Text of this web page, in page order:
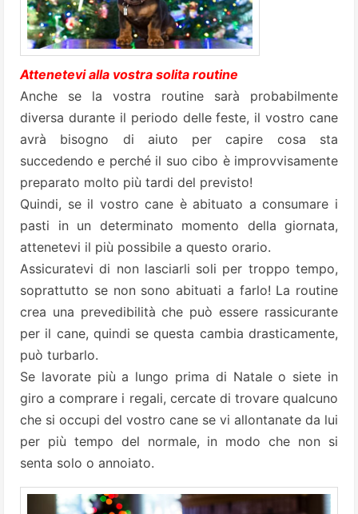
Attenetevi alla vostra solita routine
Anche se la vostra routine sarà probabilmente
diversa durante il periodo delle feste, il vostro cane
avrà bisogno di aiuto per capire cosa sta
succedendo e perché il suo cibo è improvvisamente
preparato molto più tardi del previsto!
Quindi, se il vostro cane è abituato a consumare i
pasti in un determinato momento della giornata,
attenetevi il più possibile a questo orario.
Assicuratevi di non lasciarli soli per troppo tempo,
soprattutto se non sono abituati a farlo! La routine
crea una prevedibilità che può essere rassicurante
per il cane, quindi se questa cambia drasticamente,
può turbarlo.
Se lavorate più a lungo prima di Natale o siete in
giro a comprare i regali, cercate di trovare qualcuno
che si occupi del vostro cane se vi allontanate da lui
per più tempo del normale, in modo che non si
senta solo o annoiato.